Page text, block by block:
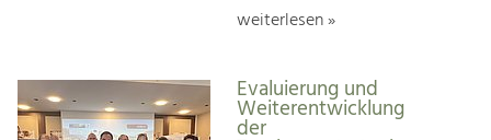
weiterlesen »
Evaluierung und
Weiterentwicklung
der